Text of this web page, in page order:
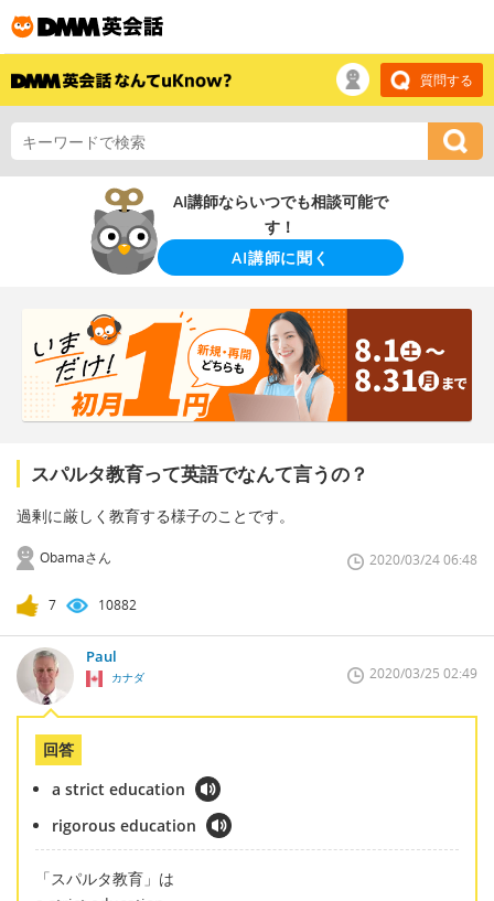
質問する
AI講師ならいつでも相談可能で
す！
AI講師に聞く
スパルタ教育って英語でなんて言うの？
過剰に厳しく教育する様子のことです。
Obamaさん 2020/03/24 06:48
7 10882
Paul
カナダ 2020/03/25 02:49
回答
a strict education
rigorous education
「スパルタ教育」は